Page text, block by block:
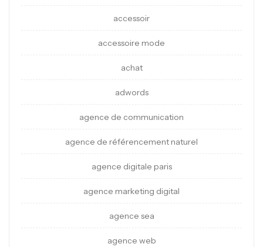
accessoir
accessoire mode
achat
adwords
agence de communication
agence de référencement naturel
agence digitale paris
agence marketing digital
agence sea
agence web